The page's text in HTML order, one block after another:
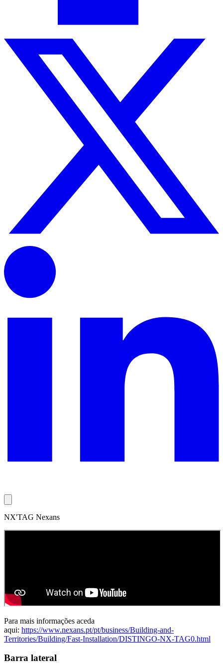
NX'TAG Nexans
Para mais informações aceda
aqui: https://www.nexans.pt/pt/business/Building-and-
Territories/Building/Fast-Installation/DISTINGO-NX-TAG0.html
Barra lateral